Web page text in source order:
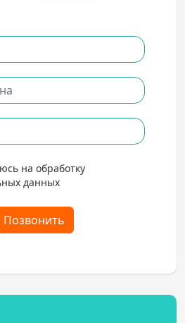
на обработку
данных
Позвонить